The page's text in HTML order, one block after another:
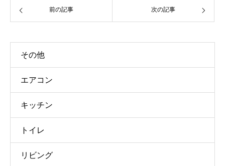
前の記事 次の記事
その他
エアコン
キッチン
トイレ
リビング